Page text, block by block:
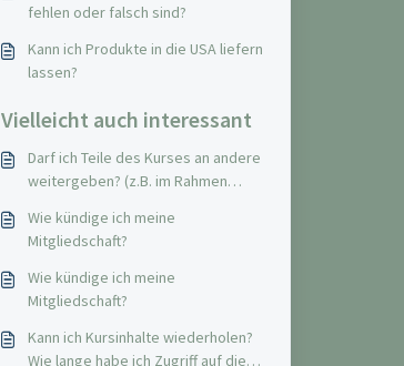
fehlen oder falsch sind?
Kann ich Produkte in die USA liefern
lassen?
Vielleicht auch interessant
Darf ich Teile des Kurses an andere
weitergeben? (z.B. im Rahmen
Wie kündige ich meine
Mitgliedschaft?
Wie kündige ich meine
Mitgliedschaft?
Kann ich Kursinhalte wiederholen?
Wie lange habe ich Zugriff auf die